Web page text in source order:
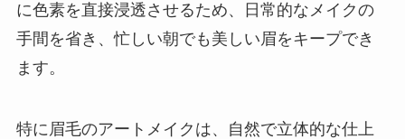
に色素を直接浸透させるため、日常的なメイクの
手間を省き、忙しい朝でも美しい眉をキープでき
ます。
特に眉毛のアートメイクは、自然で立体的な仕上